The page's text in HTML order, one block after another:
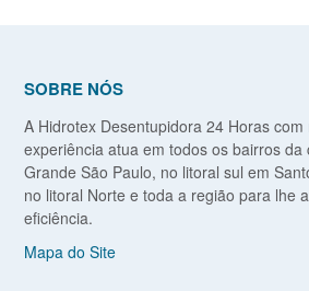
SOBRE NÓS
A Hidrotex Desentupidora 24 Horas
experiência atua em todos os bairros da
Grande São Paulo, no litoral sul em
no litoral Norte e toda a região para lhe
eficiência.
Mapa do Site